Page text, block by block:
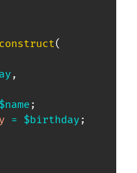
(
,
$name ;
= $birthday ;